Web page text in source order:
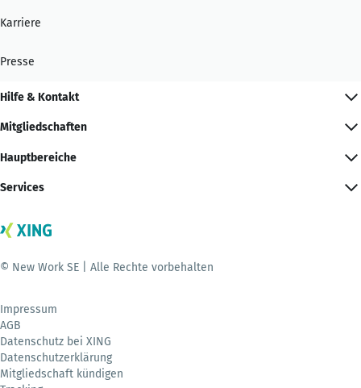
Karriere
Presse
Hilfe & Kontakt
Mitgliedschaften
Hauptbereiche
Services
© New Work SE | Alle Rechte vorbehalten
Impressum
AGB
Datenschutz bei XING
Datenschutzerklärung
Mitgliedschaft kündigen